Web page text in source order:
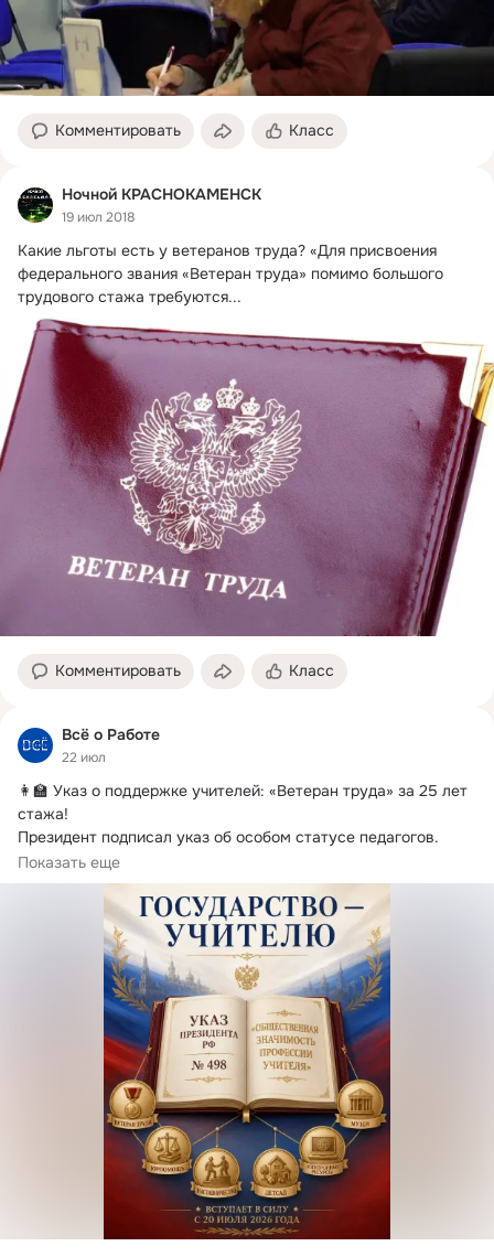
Комментировать Класс
Ночной КРАСНОКАМЕНСК
19 июл 2018
Какие льготы есть у ветеранов труда? «Для присвоения
федерального звания «Ветеран труда» помимо большого
трудового стажа требуются...
Комментировать Класс
Всё о Работе
22 июл
👩‍🏫 Указ о поддержке учителей: «Ветеран труда» за 25 лет
стажа!
Президент подписал указ об особом статусе педагогов.
Документ признаёт...
Показать еще